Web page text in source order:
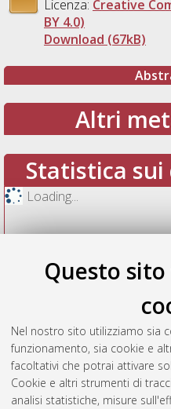
Questo
Nel nostro sito utilizziamo sia
funzionamento, sia cookie e
facoltativi che potrai attivare
Cookie e altri strumenti di
analisi statistiche, misure
Licenza: Creative
BY 4.0)
Download (67kB)
Altri
Statistica sui
Loading...
Vedi